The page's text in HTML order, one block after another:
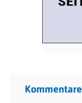
Kommentare